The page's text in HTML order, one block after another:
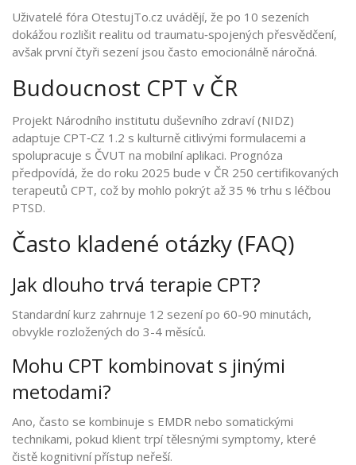
Uživatelé fóra OtestujTo.cz uvádějí, že po 10 sezeních
dokážou rozlišit realitu od traumatu‑spojených přesvědčení,
avšak první čtyři sezení jsou často emocionálně náročná.
Budoucnost CPT v ČR
Projekt Národního institutu duševního zdraví (NIDZ)
adaptuje CPT‑CZ 1.2 s kulturně citlivými formulacemi a
spolupracuje s ČVUT na mobilní aplikaci. Prognóza
předpovídá, že do roku 2025 bude v ČR 250 certifikovaných
terapeutů CPT, což by mohlo pokrýt až 35 % trhu s léčbou
PTSD.
Často kladené otázky (FAQ)
Jak dlouho trvá terapie CPT?
Standardní kurz zahrnuje 12 sezení po 60-90 minutách,
obvykle rozložených do 3-4 měsíců.
Mohu CPT kombinovat s jinými
metodami?
Ano, často se kombinuje s EMDR nebo somatickými
technikami, pokud klient trpí tělesnými symptomy, které
čistě kognitivní přístup neřeší.